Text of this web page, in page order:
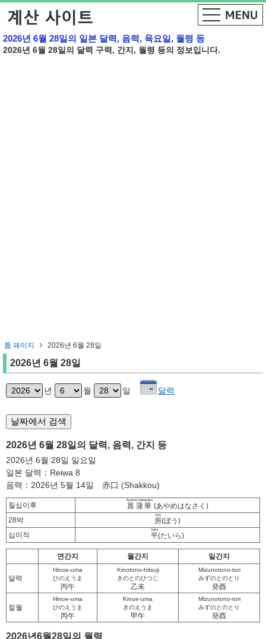
2026년 6월 28일의 일본 달력, 음력, 육요일, 월령 등
2026년 6월 28일의 달력 구력, 간지, 월령 등의 정보입니다.
톱 페이지 2026년 6월 28일
2026년 6월 28일
년 월 일 달력
2026년 6월 28일의 달력, 음력, 간지 등
2026년 6월 28일 일요일
일본 달력：Reiwa 8
음력：2026년 5월 14일 赤口 (Shakkou)
칠십이후 菖蒲華
Ayame hanasaku
(あやめはなさく)
28박
房
bou
(ぼう)
십이직
平
Taira
(たいら)
연간지 월간지 일간지
달력
Hinoe-uma
ひのえうま
丙午
Kinotono-hitsuji
きのとのひつじ
乙未
Mizunotono-tori
みずのとのとり
癸酉
절월
Hinoe-uma
ひのえうま
丙午
Kinoe-uma
きのえうま
甲午
Mizunotono-tori
みずのとのとり
癸酉
2026년6월28일의 월령